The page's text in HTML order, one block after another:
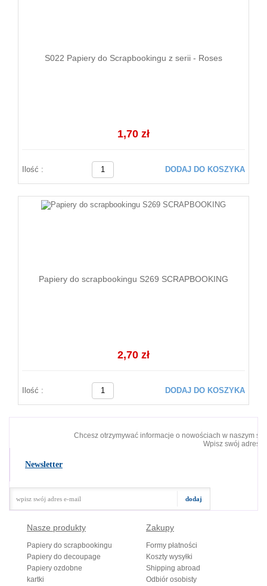
S022 Papiery do Scrapbookingu z serii - Roses
1,70 zł
Ilość : DODAJ DO KOSZYKA
Papiery do scrapbookingu S269 SCRAPBOOKING
2,70 zł
Ilość : DODAJ DO KOSZYKA
Chcesz otrzymywać informacje o nowościach w naszym
Wpisz swój adres
Newsletter
Nasze produkty
Papiery do scrapbookingu
Papiery do decoupage
Papiery ozdobne
kartki
Zakupy
Formy płatności
Koszty wysyłki
Shipping abroad
Odbiór osobisty